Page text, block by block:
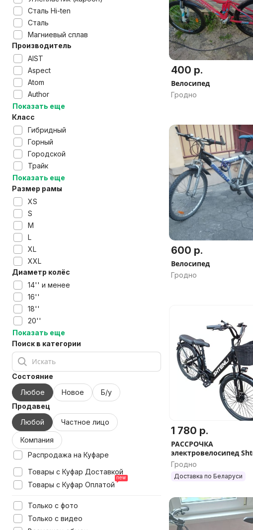
Сталь Hi-ten
Сталь
Магниевый сплав
Производитель
AIST
Aspect
Atom
Author
Показать еще
Класс
Гибридный
Горный
Городской
Трайк
Показать еще
Размер рамы
XS
S
M
L
XL
XXL
Диаметр колёс
14'' и менее
16''
18''
20''
Показать еще
Поиск в категории
Состояние
Любое
Новое
Б/у
Продавец
Любой
Частное лицо
Компания
Распродажа на Куфаре
Товары с Куфар Доставкой
Товары с Куфар Оплатой
Только с фото
Только с видео
400 р.
Велосипед
Гродно
600 р.
Велосипед
Гродно
1 780 р.
РАССРОЧКА
электровелосипед
Model GT9 7.8 Ah
Гродно
Доставка по Беларуси